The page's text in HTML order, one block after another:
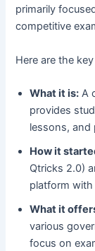
primarily
competitive
Here are the
What it is: A
provides
lessons, and
How it
Qtricks 2.0)
platform
What it
various
focus on